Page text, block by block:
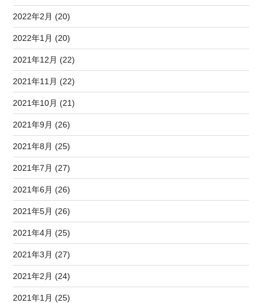
2022年2月 (20)
2022年1月 (20)
2021年12月 (22)
2021年11月 (22)
2021年10月 (21)
2021年9月 (26)
2021年8月 (25)
2021年7月 (27)
2021年6月 (26)
2021年5月 (26)
2021年4月 (25)
2021年3月 (27)
2021年2月 (24)
2021年1月 (25)